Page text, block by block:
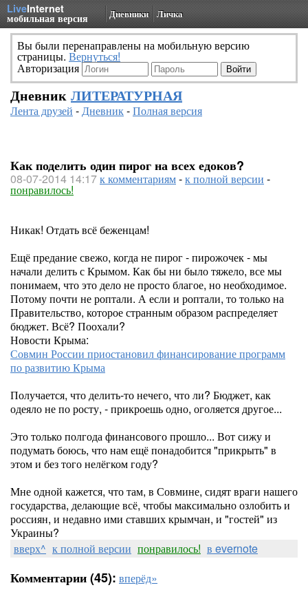
LiveInternet
мобильная версия Дневники Личка
Вы были перенаправлены на мобильную версию
страницы. Вернуться!
Авторизация
Дневник ЛИТЕРАТУРНАЯ
Лента друзей -Дневник-Полная версия
Как поделить один пирог на всех едоков?
08-07-2014 14:17к комментариям-к полной версии -
понравилось!
Никак! Отдать всё беженцам!
Ещё предание свежо, когда не пирог - пирожочек - мы
начали делить с Крымом. Как бы ни было тяжело, все мы
понимаем, что это дело не просто благое, но необходимое.
Потому почти не роптали. А если и роптали, то только на
Правительство, которое странным образом распределяет
бюджет. Всё? Поохали?
Новости Крыма:
Совмин России приостановил финансирование программ
по развитию Крыма
Получается, что делить-то нечего, что ли? Бюджет, как
одеяло не по росту, - прикроешь одно, оголяется другое...
Это только полгода финансового прошло... Вот сижу и
подумать боюсь, что нам ещё понадобится "прикрыть" в
этом и без того нелёгком году?
Мне одной кажется, что там, в Совмине, сидят враги нашего
государства, делающие всё, чтобы максимально озлобить и
россиян, и недавно ими ставших крымчан, и "гостей" из
Украины?
вверх^ к полной версии понравилось! в evernote
Комментарии (45): вперёд»